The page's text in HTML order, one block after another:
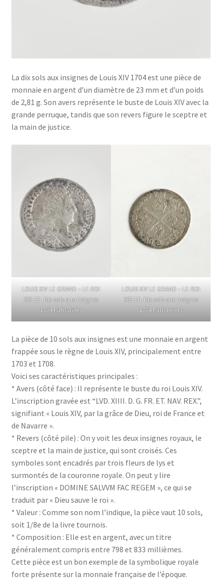
La dix sols aux insignes de Louis XIV 1704 est une pièce de
monnaie en argent d’un diamètre de 23 mm et d’un poids
de 2,81 g. Son avers représente le buste de Louis XIV avec la
grande perruque, tandis que son revers figure le sceptre et
la main de justice.
LOUIS XIV LE GRAND – LE ROI
SOLEIL Dix sols aux insignes
1704 Paris avers
LOUIS XIV LE GRAND – LE ROI
SOLEIL Dix sols aux insignes
1704 Paris revers
La pièce de 10 sols aux insignes est une monnaie en argent
frappée sous le règne de Louis XIV, principalement entre
1703 et 1708.
Voici ses caractéristiques principales :
* Avers (côté face) : Il représente le buste du roi Louis XIV.
L’inscription gravée est “LVD. XIIII. D. G. FR. ET. NAV. REX.”,
signifiant « Louis XIV, par la grâce de Dieu, roi de France et
de Navarre ».
* Revers (côté pile) : On y voit les deux insignes royaux, le
sceptre et la main de justice, qui sont croisés. Ces
symboles sont encadrés par trois fleurs de lys et
surmontés de la couronne royale. On peut y lire
l’inscription « DOMINE SALVVM FAC REGEM », ce qui se
traduit par « Dieu sauve le roi ».
* Valeur : Comme son nom l’indique, la pièce vaut 10 sols,
soit 1/8e de la livre tournois.
* Composition : Elle est en argent, avec un titre
généralement compris entre 798 et 833 millièmes.
Cette pièce est un bon exemple de la symbolique royale
forte présente sur la monnaie française de l’époque.